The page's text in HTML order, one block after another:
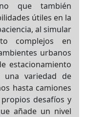
que también
útiles en la
al simular
complejos en
urbanos
estacionamiento
una variedad de
hasta camiones
desafíos y
añade un nivel